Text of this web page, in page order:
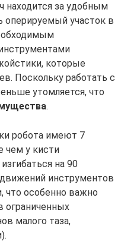
находится за удобным
участок в
которые
Поскольку работать с
утомляется, что
.
робота имеют 7
чем у кисти
на 90
инструментов
что особенно важно
ограниченных
малого таза,